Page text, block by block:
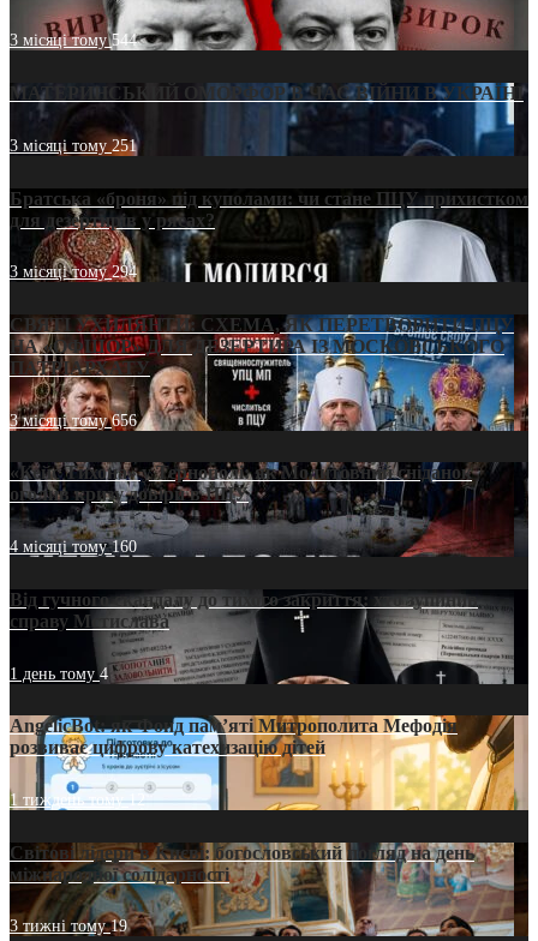
3 місяці тому544
МАТЕРИНСЬКИЙ ОМОРФОР В ЧАС ВІЙНИ В УКРАЇНІ
3 місяці тому251
Братська «броня» під куполами: чи стане ПЦУ прихистком
для дезертирів у рясах?
3 місяці тому294
СВЯТІ УХИЛЯНТИ: СХЕМА, ЯК ПЕРЕТВОРИТИ ПЦУ
НА «ОФШОР» ДЛЯ ДЕЗЕРТИРА ІЗ МОСКОВСЬКОГО
ПАТРІАРХАТУ
3 місяці тому656
«Кейс Тихона» у Тернополі: як Молитовний сніданок
оголив кризу довіри в ПЦУ
4 місяці тому160
Від гучного скандалу до тихого закриття: хто зупинив
справу Мстислава
1 день тому4
AngelicBot: як Фонд пам’яті Митрополита Мефодія
розвиває цифрову катехизацію дітей
1 тиждень тому12
Світові лідери в Києві: богословський погляд на день
міжнародної солідарності
3 тижні тому19